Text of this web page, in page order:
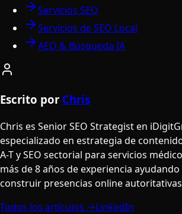
Servicios SEO
Servicios de SEO Local
AEO & Búsqueda IA
Escrito por Chris
Chris es Senior SEO Strategist en
especializado en estrategia de
A-T y SEO sectorial para servicios
más de 8 años de experiencia ayudando
construir presencias online
Todos los artículos →LinkedIn